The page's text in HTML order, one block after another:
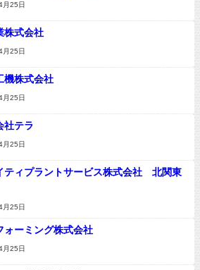
月25日
株式会社
月25日
機株式会社
月25日
社テラ
月25日
ティプラントサービス株式会社 北関東
月25日
ォーミング株式会社
月25日